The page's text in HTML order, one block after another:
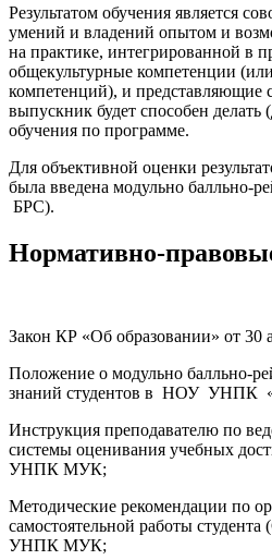
Результатом обучения является
умений и владений опытом и
на практике, интегрированной в
общекультурные компетенции
компетенций), и представляющие
выпускник будет способен делать
обучения по программе.
Для объективной оценки
была введена модульно балльно-
БРС).
Нормативно-
Закон КР «Об образовании» от 30
Положение о модульно балльно-
знаний студентов в НОУ УНПК
Инструкция преподавателю по
системы оценивания учебных
УНПК МУК;
Методические рекомендации по
самостоятельной работы
УНПК МУК;